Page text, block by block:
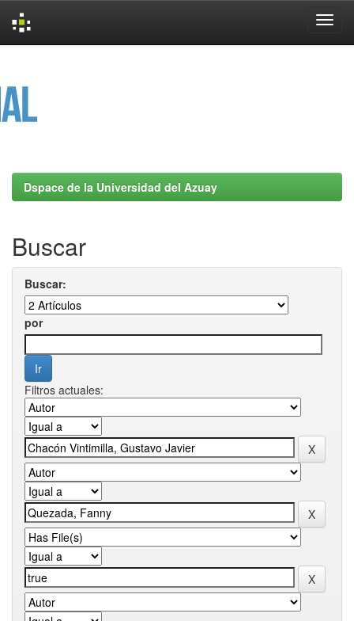
Dspace de la Universidad del Azuay
Buscar
Buscar:
por
Filtros actuales: